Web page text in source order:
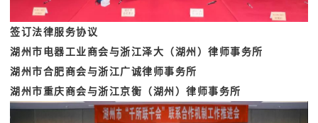
签订法律服务协议
湖州市电器工业商会与浙江泽大（湖州）律师事务所
湖州市合肥商会与浙江广诚律师事务所
湖州市重庆商会与浙江京衡（湖州）律师事务所